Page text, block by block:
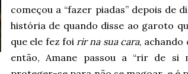
começou a “fazer piadas” depois de
história de quando disse ao garoto
que ele fez foirir na sua cara, achando
então, Amane passou a “rir de si